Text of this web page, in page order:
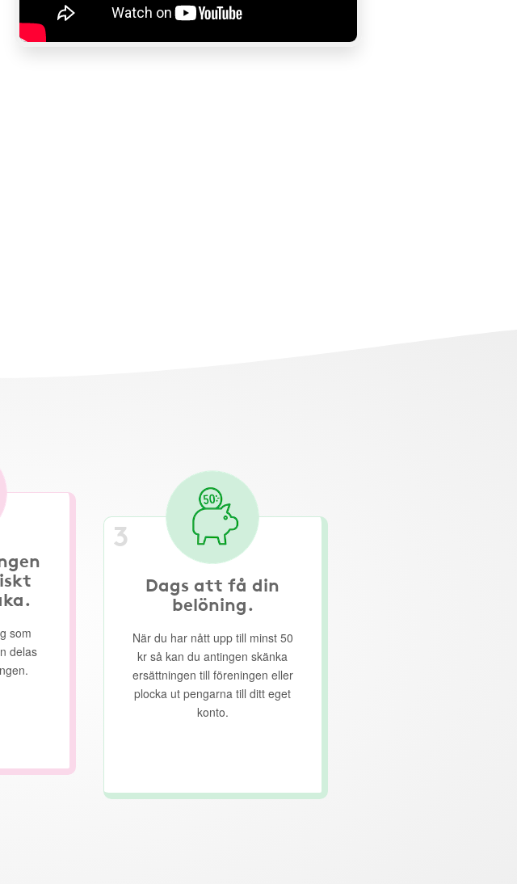
som
delas
3
Dags att få din
belöning.
När du har nått upp till minst 50
kr så kan du antingen skänka
ersättningen till föreningen eller
plocka ut pengarna till ditt eget
konto.